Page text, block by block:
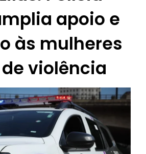
apoio e
às mulheres
violência